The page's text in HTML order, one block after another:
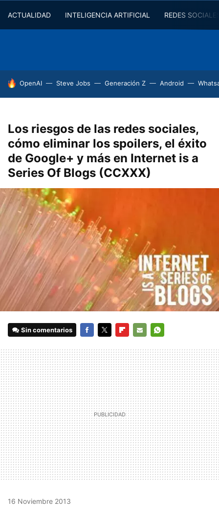
ACTUALIDAD INTELIGENCIA ARTIFICIAL REDES
HOY SE HABLA DE
OpenAI Steve Jobs Generación Z Android
Los riesgos de las redes sociales,
cómo eliminar los spoilers, el éxito
de Google+ y más en Internet is a
Series Of Blogs (CCXXX)
Sin comentarios
MAIL
16 Noviembre 2013